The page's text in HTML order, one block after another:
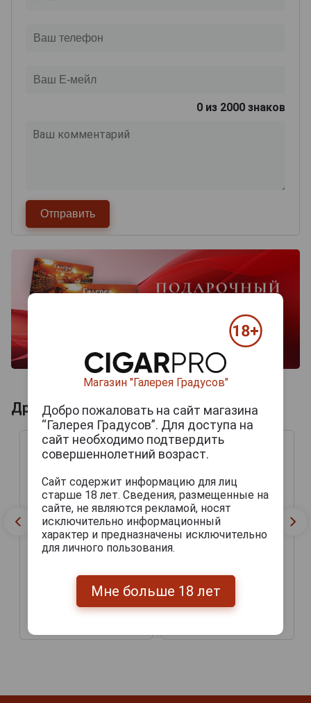
0 из 2000 знаков
Другие продукты бренда ZOLLER-HOF
Zoller-Hof Spezial Export
Пиво Цоллер-Хоф
Специальное Экспорт
0.5л
Zoller-Hof Fidelis
Alkholfrei Пиво Цоллер-
Хоф Фиделис
Безалкогольное 0.5л
Магазин "Галерея Градусов"
Добро пожаловать на сайт магазина
“Галерея Градусов”. Для доступа на
сайт необходимо подтвердить
совершеннолетний возраст.
Сайт содержит информацию для лиц
старше 18 лет. Сведения, размещенные на
сайте, не являются рекламой, носят
исключительно информационный
характер и предназначены исключительно
для личного пользования.
Мне больше 18 лет